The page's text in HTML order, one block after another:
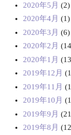
2020年5月 (2)
2020年4月 (1)
2020年3月 (6)
2020年2月
2020年1月
2019年12月
2019年11月
2019年10月
2019年9月
2019年8月